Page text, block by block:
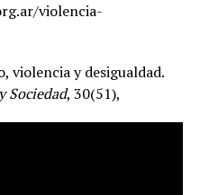
violencia-
violencia y desigualdad.
Sociedad, 30(51),